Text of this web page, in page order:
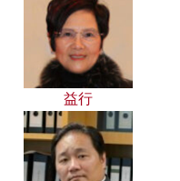
益行